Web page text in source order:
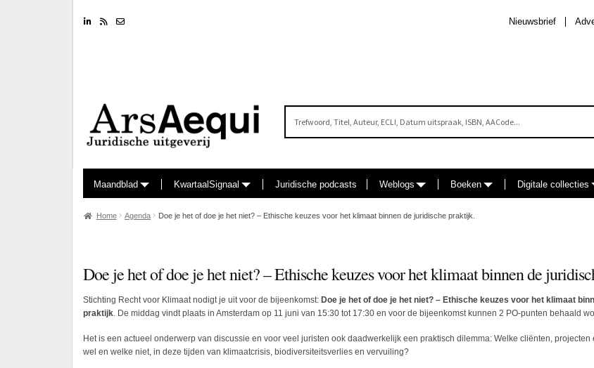
LinkedinRSS feed Nieuwsbrief
Maandblad KwartaalSignaal Juridische podcasts Weblogs Boeken Digitale collecties
Home Agenda Doe je het of doe je het niet? – Ethische keuzes voor het klimaat binnen de juridische praktijk.
Doe je het of doe je het niet? – Ethische keuzes voor het klimaat binnen de
Stichting Recht voor Klimaat nodigt je uit voor de bijeenkomst: Doe je het of doe je het niet? – Ethische keuzes voor het klimaat
praktijk. De middag vindt plaats in Amsterdam op 11 juni van 15:30 tot 17:30 en voor de bijeenkomst kunnen 2 PO-punten behaald
Het is een actueel onderwerp van discussie en voor veel juristen ook daadwerkelijk een praktisch dilemma: Welke cliënten, projecten
wel en welke niet, in deze tijden van klimaatcrisis, biodiversiteitsverlies en vervuiling?